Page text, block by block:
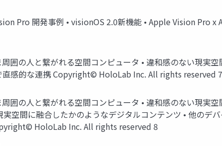
Pro 開発事例 • visionOS 2.0新機能 • Apple Vision Pro
囲の人と繋がれる空間コンピュータ • 違和感のない現実
直感的な連携 Copyright© HoloLab Inc. All rights reserved 7
囲の人と繋がれる空間コンピュータ • 違和感のない現実
空間に融合したかのようなデジタルコンテンツ • 他のデ
HoloLab Inc. All rights reserved 8